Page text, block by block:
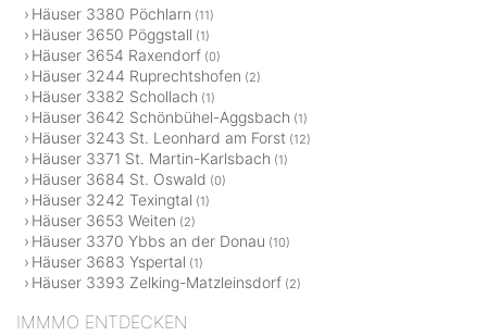
Häuser 3380 Pöchlarn (11)
Häuser 3650 Pöggstall (1)
Häuser 3654 Raxendorf (0)
Häuser 3244 Ruprechtshofen (2)
Häuser 3382 Schollach (1)
Häuser 3642 Schönbühel-Aggsbach (1)
Häuser 3243 St. Leonhard am Forst (12)
Häuser 3371 St. Martin-Karlsbach (1)
Häuser 3684 St. Oswald (0)
Häuser 3242 Texingtal (1)
Häuser 3653 Weiten (2)
Häuser 3370 Ybbs an der Donau (10)
Häuser 3683 Yspertal (1)
Häuser 3393 Zelking-Matzleinsdorf (2)
IMMMO ENTDECKEN